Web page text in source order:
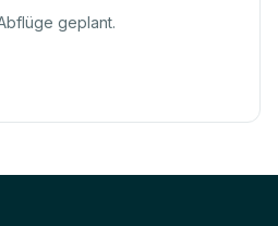
geplant.